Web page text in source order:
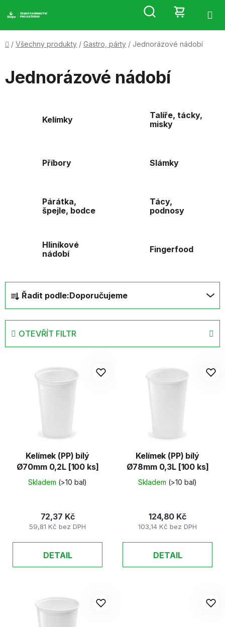
na
Hledat
KOŠÍK
Domů
/ Všechny produkty / Gastro, párty / Jednorázové nádobí
Jednorázové nádobí
Kelímky
Talíře, tácky,
misky
Příbory Slámky
Párátka,
špejle, bodce
Tácy,
podnosy
Hliníkové
nádobí
Fingerfood
a
z
n
Řadit podle:Doporučujeme
OTEVŘÍT FILTR
Kelímek (PP) bílý
Ø70mm 0,2L [100 ks]
Skladem (>10 bal)
59,81 Kč bez DPH
72,37 Kč
DETAIL
Kelímek (PP) bílý
Ø78mm 0,3L [100 ks]
Skladem (>10 bal)
103,14 Kč bez DPH
124,80 Kč
DETAIL